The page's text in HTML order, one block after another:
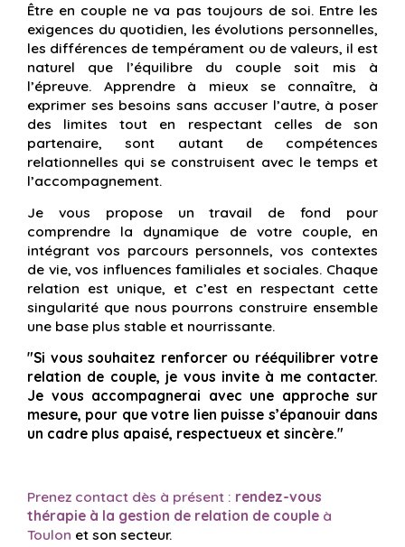
Être en couple ne va pas toujours de soi. Entre les
exigences du quotidien, les évolutions personnelles,
les différences de tempérament ou de valeurs, il est
naturel que l’équilibre du couple soit mis à
l’épreuve. Apprendre à mieux se connaître, à
exprimer ses besoins sans accuser l’autre, à poser
des limites tout en respectant celles de son
partenaire, sont autant de compétences
relationnelles qui se construisent avec le temps et
l’accompagnement.
Je vous propose un travail de fond pour
comprendre la dynamique de votre couple, en
intégrant vos parcours personnels, vos contextes
de vie, vos influences familiales et sociales. Chaque
relation est unique, et c’est en respectant cette
singularité que nous pourrons construire ensemble
une base plus stable et nourrissante.
"Si vous souhaitez renforcer ou rééquilibrer votre
relation de couple, je vous invite à me contacter.
Je vous accompagnerai avec une approche sur
mesure, pour que votre lien puisse s’épanouir dans
un cadre plus apaisé, respectueux et sincère."
Prenez contact dès à présent : rendez-vous
thérapie à la gestion de relation de couple à
Toulon et son secteur.